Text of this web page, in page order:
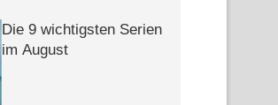
Die 9 wichtigsten Serien
im August